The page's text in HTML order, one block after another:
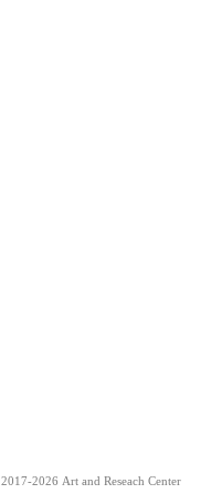
2017-2026 Art and Reseach Center